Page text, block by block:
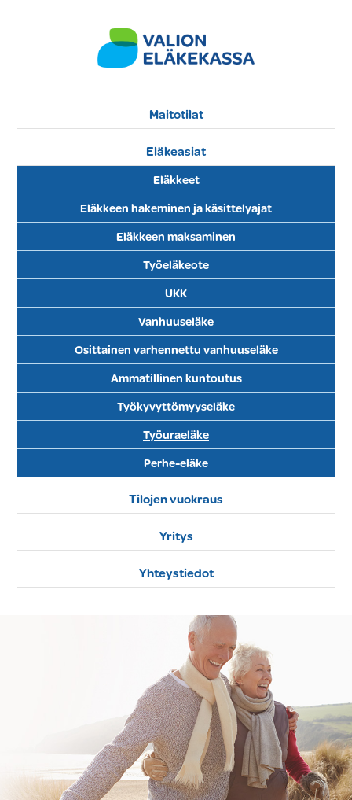
Maitotilat
Eläkeasiat
Eläkkeet
Eläkkeen hakeminen ja käsittelyajat
Eläkkeen maksaminen
Työeläkeote
UKK
Vanhuuseläke
Osittainen varhennettu vanhuuseläke
Ammatillinen kuntoutus
Työkyvyttömyyseläke
Työuraeläke
Perhe-eläke
Tilojen vuokraus
Yritys
Yhteystiedot